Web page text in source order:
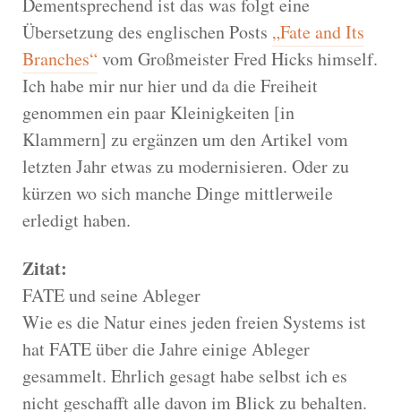
Dementsprechend ist das was folgt eine
Übersetzung des englischen Posts „Fate and Its
Branches“ vom Großmeister Fred Hicks himself.
Ich habe mir nur hier und da die Freiheit
genommen ein paar Kleinigkeiten [in
Klammern] zu ergänzen um den Artikel vom
letzten Jahr etwas zu modernisieren. Oder zu
kürzen wo sich manche Dinge mittlerweile
erledigt haben.
Zitat:
FATE und seine Ableger
Wie es die Natur eines jeden freien Systems ist
hat FATE über die Jahre einige Ableger
gesammelt. Ehrlich gesagt habe selbst ich es
nicht geschafft alle davon im Blick zu behalten.